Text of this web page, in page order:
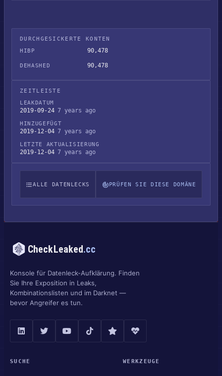
DURCHGESICKERTE KONTEN
HIBP
90,478
DEHASHED 90,478
ZEITLEISTE
LEAKDATUM
2019-09-24 7 years ago
HINZUGEFÜGT
2019-12-04 7 years ago
LETZTE AKTUALISIERUNG
2019-12-04 7 years ago
ALLE DATENLECKS PRÜFEN SIE DIESE DOMÄNE
CheckLeaked.cc
Konsole für Datenleck-Aufklärung. Finden
Sie Ihre Exposition in Leaks,
Kombinationslisten und im Darknet —
bevor Angreifer es tun.
SUCHE WERKZEUGE